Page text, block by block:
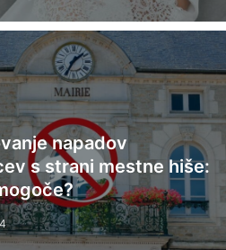
napadov
s strani mestne hiše: